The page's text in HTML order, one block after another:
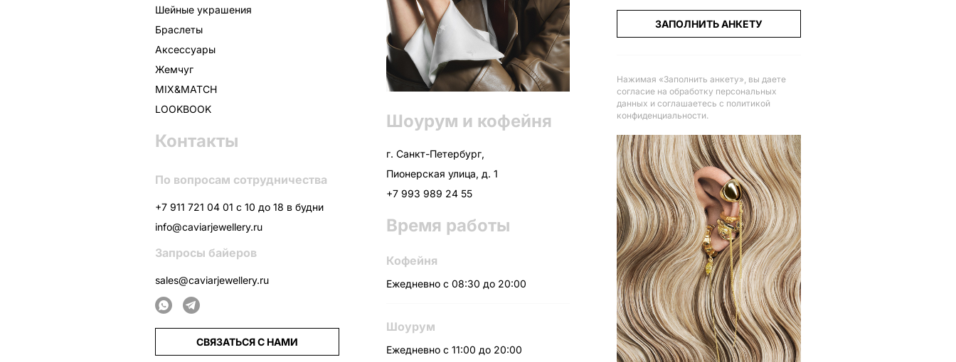
Шейные украшения
Браслеты
Аксессуары
Жемчуг
MIX&MATCH
LOOKBOOK
Контакты
По вопросам сотрудничества
+7 911 721 04 01 с 10 до 18 в будни
info@caviarjewellery.ru
Запросы байеров
sales@caviarjewellery.ru
СВЯЗАТЬСЯ С НАМИ
Шоурум и кофейня
г. Санкт-Петербург,
Пионерская улица, д. 1
+7 993 989 24 55
Время работы
Кофейня
Ежедневно с 08:30 до 20:00
Шоурум
Ежедневно с 11:00 до 20:00
ЗАПОЛНИТЬ АНКЕТУ
Нажимая «Заполнить анкету», вы даете
согласие на обработку персональных
данных и соглашаетесь с политикой
конфиденциальности.